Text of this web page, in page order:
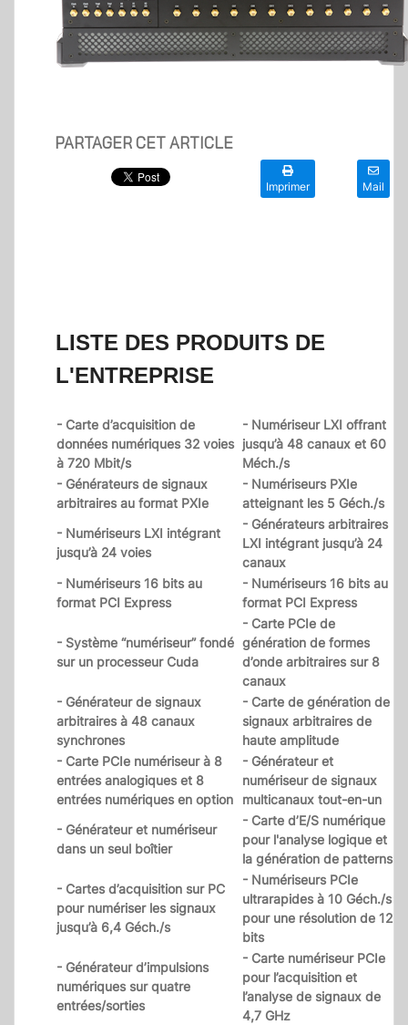
PARTAGER CET ARTICLE
Imprimer Mail
LISTE DES PRODUITS DE
L'ENTREPRISE
- Carte d’acquisition de
données numériques 32 voies
à 720 Mbit/s
- Numériseur LXI offrant
jusqu’à 48 canaux et 60
Méch./s
- Générateurs de signaux
arbitraires au format PXIe
- Numériseurs PXIe
atteignant les 5 Géch./s
- Numériseurs LXI intégrant
jusqu’à 24 voies
- Générateurs arbitraires
LXI intégrant jusqu’à 24
canaux
- Numériseurs 16 bits au
format PCI Express
- Numériseurs 16 bits au
format PCI Express
- Système “numériseur” fondé
sur un processeur Cuda
- Carte PCIe de
génération de formes
d’onde arbitraires sur 8
canaux
- Générateur de signaux
arbitraires à 48 canaux
synchrones
- Carte de génération de
signaux arbitraires de
haute amplitude
- Carte PCIe numériseur à 8
entrées analogiques et 8
entrées numériques en option
- Générateur et
numériseur de signaux
multicanaux tout-en-un
- Générateur et numériseur
dans un seul boîtier
- Carte d’E/S numérique
pour l'analyse logique et
la génération de patterns
- Cartes d’acquisition sur PC
pour numériser les signaux
jusqu’à 6,4 Géch./s
- Numériseurs PCIe
ultrarapides à 10 Géch./s
pour une résolution de 12
bits
- Générateur d’impulsions
numériques sur quatre
entrées/sorties
- Carte numériseur PCIe
pour l’acquisition et
l’analyse de signaux de
4,7 GHz